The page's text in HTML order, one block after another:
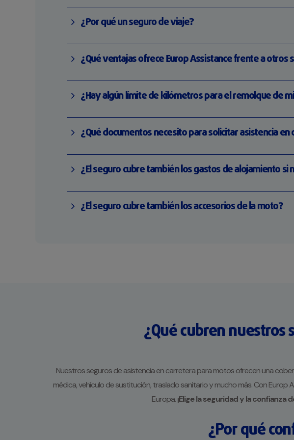
¿Por qué un seguro de viaje?
¿Qué ventajas ofrece Europ Assistance frente a otros
¿Hay algún límite de kilómetros para el remolque de
¿Qué documentos necesito para solicitar asistencia en
¿El seguro cubre también los gastos de alojamiento
¿El seguro cubre también los accesorios de la moto?
¿Qué cubren nuestros
Nuestros seguros de asistencia en carretera para motos ofrecen una
médica, vehículo de sustitución, traslado sanitario y mucho más. Con
Europa.¡Elige la seguridad y la
¿Por qué